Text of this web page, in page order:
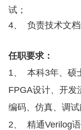
试；
4、 负责技术文档
任职要求：
1、 本科3年、硕
FPGA设计、开发
编码、仿真、调试
2、 精通Verilog